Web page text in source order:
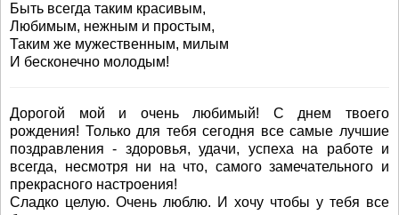
Быть всегда таким красивым,
Любимым, нежным и простым,
Таким же мужественным, милым
И бесконечно молодым!
Дорогой мой и очень любимый! С днем твоего
рождения! Только для тебя сегодня все самые лучшие
поздравления - здоровья, удачи, успеха на работе и
всегда, несмотря ни на что, самого замечательного и
прекрасного настроения!
Сладко целую. Очень люблю. И хочу чтобы у тебя все